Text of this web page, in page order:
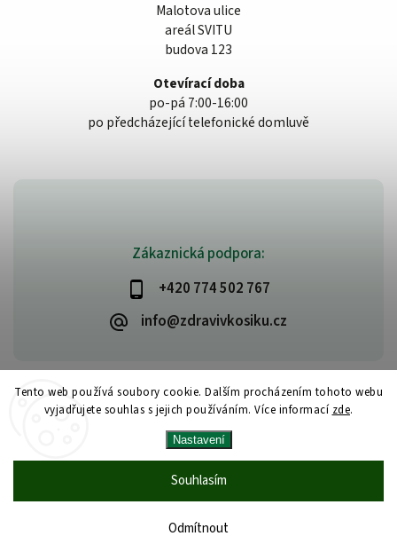
Tento web používá soubory cookie. Dalším procházením tohoto webu
vyjadřujete souhlas s jejich používáním. Více informací zde.
Nastavení
Odmítnout
Souhlasím
Zákaznická podpora:
+420 774 502 767
info@zdravivkosiku.cz
Malotova ulice
areál SVITU
budova 123
Otevírací doba
po-pá 7:00-16:00
po předcházející telefonické domluvě
www.zdravivkosiku.cz
Upravit nastavení cookies
VytvořilShoptet | Design